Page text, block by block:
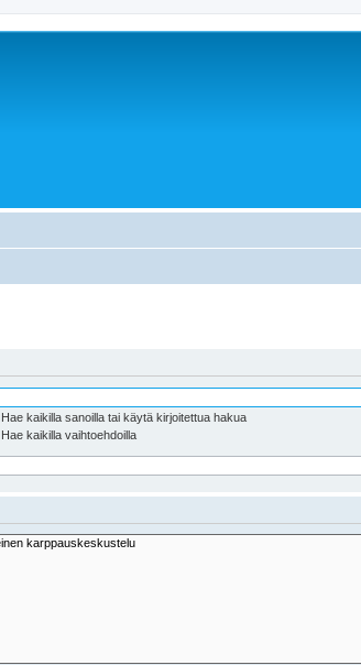
Hae kaikilla sanoilla tai käytä kirjoitettua hakua
Hae kaikilla vaihtoehdoilla